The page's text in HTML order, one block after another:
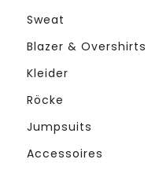
Sweat
Blazer & Overshirts
Kleider
Röcke
Jumpsuits
Accessoires